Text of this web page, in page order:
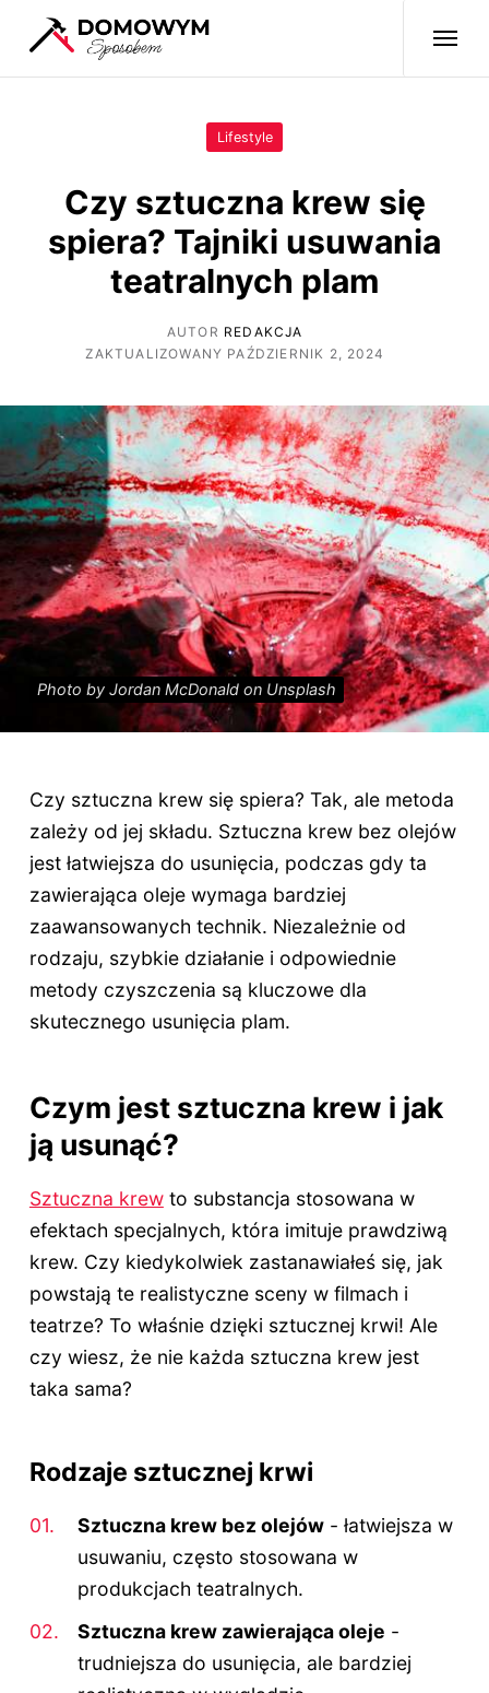
Lifestyle
Czy sztuczna krew się
spiera? Tajniki usuwania
teatralnych plam
AUTOR REDAKCJA
ZAKTUALIZOWANY PAŹDZIERNIK 2, 2024
Photo by Jordan McDonald on Unsplash
Czy sztuczna krew się spiera? Tak, ale metoda
zależy od jej składu. Sztuczna krew bez olejów
jest łatwiejsza do usunięcia, podczas gdy ta
zawierająca oleje wymaga bardziej
zaawansowanych technik. Niezależnie od
rodzaju, szybkie działanie i odpowiednie
metody czyszczenia są kluczowe dla
skutecznego usunięcia plam.
Czym jest sztuczna krew i jak
ją usunąć?
Sztuczna krewto substancja stosowana w
efektach specjalnych, która imituje prawdziwą
krew. Czy kiedykolwiek zastanawiałeś się, jak
powstają te realistyczne sceny w filmach i
teatrze? To właśnie dzięki sztucznej krwi! Ale
czy wiesz, że nie każda sztuczna krew jest
taka sama?
Rodzaje sztucznej krwi
Sztuczna krew bez olejów - łatwiejsza w
usuwaniu, często stosowana w
produkcjach teatralnych.
Sztuczna krew zawierająca oleje -
trudniejsza do usunięcia, ale bardziej